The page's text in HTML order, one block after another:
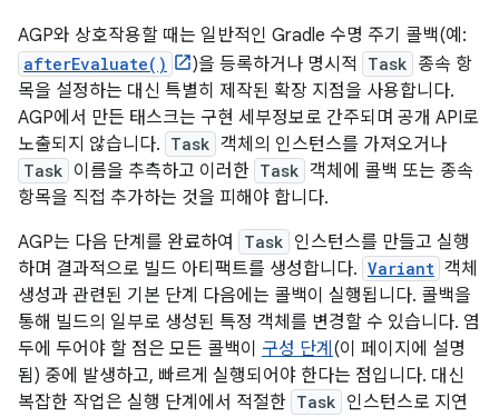
AGP와 상호작용할 때는 일반적인 Gradle 수명 주기 콜백(예:
afterEvaluate() )을 등록하거나 명시적 Task 종속 항
목을 설정하는 대신 특별히 제작된 확장 지점을 사용합니다.
AGP에서 만든 태스크는 구현 세부정보로 간주되며 공개 API로
노출되지 않습니다. Task 객체의 인스턴스를 가져오거나
Task 이름을 추측하고 이러한 Task 객체에 콜백 또는 종속
항목을 직접 추가하는 것을 피해야 합니다.
AGP는 다음 단계를 완료하여
Task 인스턴스를 만들고 실행
하며 결과적으로 빌드 아티팩트를 생성합니다. Variant 객체
생성과 관련된 기본 단계 다음에는 콜백이 실행됩니다. 콜백을
통해 빌드의 일부로 생성된 특정 객체를 변경할 수 있습니다. 염
두에 두어야 할 점은 모든 콜백이 구성 단계 (이 페이지에 설명
됨) 중에 발생하고, 빠르게 실행되어야 한다는 점입니다. 대신
복잡한 작업은 실행 단계에서 적절한 Task 인스턴스로 지연